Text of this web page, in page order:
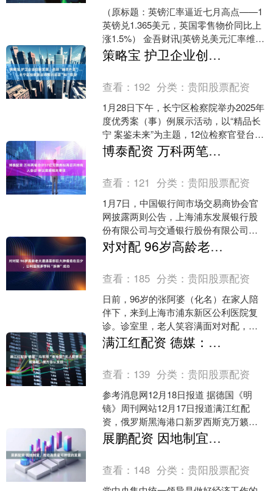
（原标题：英镑汇率逼近七月高点——1
英镑兑1.365美元，英国零售物价同比上
涨1.5%） 金吾财讯|英镑兑美元汇率维持
在1.365上方，接近七月初以来的最高水
平....
策略宝 护卫企业创新发展、亮剑“幽灵外卖”……长宁区检察院这场展示活动“料”很足
查看： 192 分类：贵阳股票配资
1月28日下午，长宁区检察院举办2025年
度优秀案（事）例展示活动，以“精品长
宁 案鉴未来”为主题，12位检察官登台，
讲述了他们办案中的突破与思考。 “我们
通过....
博泰配资 万科两笔合计57亿元债券拟再召开持有人会议 审议展期相关事项
查看： 121 分类：贵阳股票配资
1月7日，中国银行间市场交易商协会官
网披露两则公告，上海浦东发展银行股
份有限公司与交通银行股份有限公司分
别作为召集人，发布关于召开万科企业
股份有限公司2022年....
对对配 96岁高龄老太遭遇面部巨大肿瘤危在旦夕，公利医院多学科“拆弹”成功
查看： 185 分类：贵阳股票配资
日前，96岁的张阿婆（化名）在家人陪
伴下，来到上海市浦东新区公利医院复
诊。诊室里，老人笑容满面对对配，丝
毫看不出此前刚经历了一场高风险的面
部肿瘤切除手术。“恢复....
满江红配资 德媒：乌军用“潜海婴”无人艇袭击俄潜艇，俄方否认受损
查看： 139 分类：贵阳股票配资
参考消息网12月18日报道 据德国《明
镜》周刊网站12月17日报道满江红配
资，俄罗斯黑海港口新罗西斯克万籁俱
寂。凉爽而温和的冬日，军舰静静地停
在水里。然而，突然....
展鹏配资 因地制宜，推动高质量可持续的发展
查看： 148 分类：贵阳股票配资